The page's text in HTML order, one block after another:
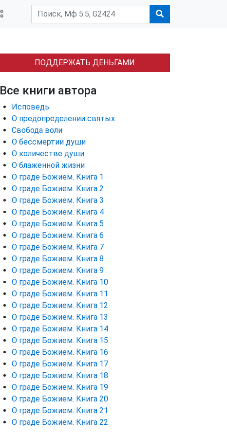
ПОДДЕРЖАТЬ ДЕНЬГАМИ
Все книги автора
Исповедь
О предопределении святых
Свобода воли
О бессмертии души
О количестве души
О блаженной жизни
О граде Божием. Книга 1
О граде Божием. Книга 2
О граде Божием. Книга 3
О граде Божием. Книга 4
О граде Божием. Книга 5
О граде Божием. Книга 6
О граде Божием. Книга 7
О граде Божием. Книга 8
О граде Божием. Книга 9
О граде Божием. Книга 10
О граде Божием. Книга 11
О граде Божием. Книга 12
О граде Божием. Книга 13
О граде Божием. Книга 14
О граде Божием. Книга 15
О граде Божием. Книга 16
О граде Божием. Книга 17
О граде Божием. Книга 18
О граде Божием. Книга 19
О граде Божием. Книга 20
О граде Божием. Книга 21
О граде Божием. Книга 22